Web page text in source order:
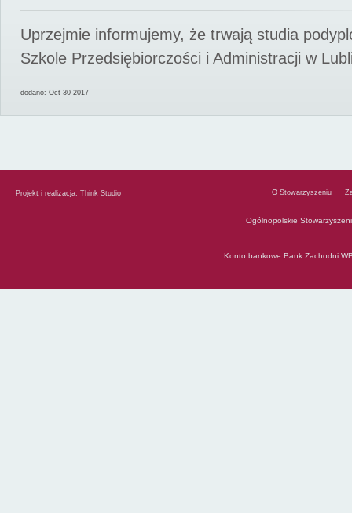
Uprzejmie informujemy, że trwają studia
Szkole Przedsiębiorczości i Administracji w
dodano: Oct 30 2017
Projekt i realizacja: Think Studio O Stowarzyszeniu
Ogólnopolskie
Konto bankowe:Bank Zachodni